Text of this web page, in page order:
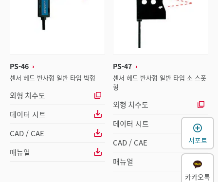
PS-46
센서 헤드 반사형 일반 타입 박형
외형 치수도
데이터 시트
CAD / CAE
매뉴얼
PS-47
센서 헤드 반사형 일반 타입 소 스폿
형
외형 치수도
데이터 시트
CAD / CAE
매뉴얼
서포트
카카오톡